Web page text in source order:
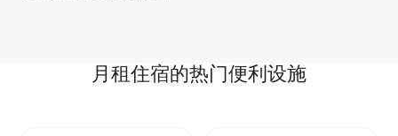
月租住宿的热门便利设施